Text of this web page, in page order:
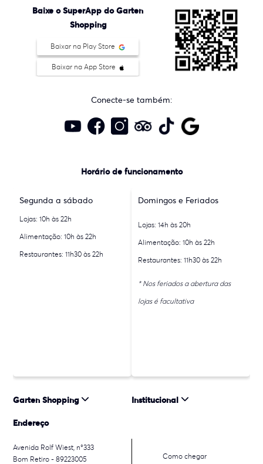
Baixe o SuperApp do Garten
Shopping
Baixar na Play Store
Baixar na App Store
Conecte-se também:
Horário de funcionamento
Segunda a sábado
Lojas: 10h às 22h
Alimentação: 10h às 22h
Restaurantes: 11h30 às 22h
Domingos e Feriados
Lojas: 14h às 20h
Alimentação: 10h às 22h
Restaurantes: 11h30 às 22h
* Nos feriados a abertura das
lojas é facultativa
Garten Shopping Institucional
Endereço
Avenida Rolf Wiest, n°333
Bom Retiro - 89223005
Como chegar